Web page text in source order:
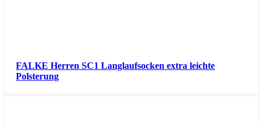
FALKE Herren SC1 Langlaufsocken extra leichte
Polsterung